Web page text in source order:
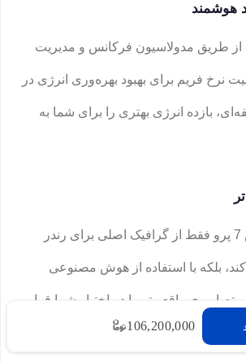
106,200,000
هوشمند
گوشی poco x7 pro از طریق مدولاسیون فرکانس و مدیریت
نرخ فریم برای بهبود بهره‌وری انرژی در
بازده انرژی بهتری را برای شما به
شیائومی پوکو ایکس 7 پرو فقط از گرافیک اصلی برای رندر
بلکه با استفاده از هوش مصنوعی
تصاویری واقعی‌تر را در اختیار شما قرار